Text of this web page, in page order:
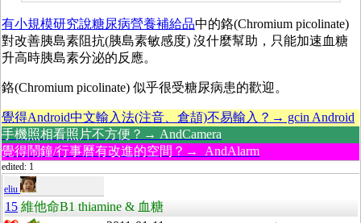
有小規模研究說糖尿病營養補給品中的鉻(Chromium picolinate)
對改善胰島素阻抗(胰島素敏感度) 沒什麼幫助，只能加速血糖
升高時胰島素分泌的反應。
鉻(Chromium picolinate) 似乎很受糖尿病患的歡迎。
覺得Android中文輸入法(注音、倉頡)不易輸入？→ gcin Android
手機照相看照片不方便？→ AndCamera
覺得鬧鐘/行事曆有改進的空間？→ AndAlarm
edited: 1
eliu
15 維他命B1 thiamine & 血糖